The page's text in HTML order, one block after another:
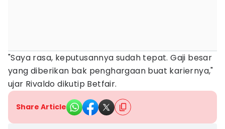
"Saya rasa, keputusannya sudah tepat. Gaji besar
yang diberikan bak penghargaan buat kariernya,"
ujar Rivaldo dikutip Betfair.
Share Article